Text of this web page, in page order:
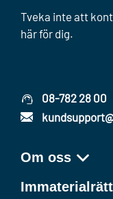
Tveka inte att
här för dig.
08-782 28 00
Om oss
Immaterialrätt